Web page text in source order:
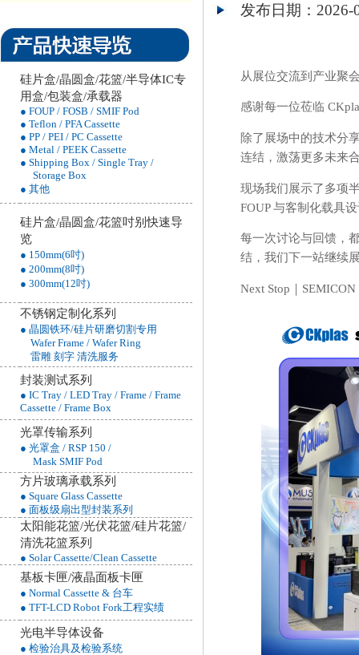
发布日期：2026-
从展位交流到产业聚
感谢每一位莅临
除了展场中的技术分
连结，激荡更多未来
现场我们展示了多项
FOUP 与客制化载具
每一次讨论与回馈，
结，我们下一站继续
Next Stop｜
硅片盒/晶圆盒/花篮/半导体IC专
用盒/包装盒/承载器
● FOUP / FOSB / SMIF Pod
● Teflon / PFA Cassette
● PP / PEI / PC Cassette
● Metal / PEEK Cassette
● Shipping Box / Single Tray /
Storage Box
● 其他
硅片盒/晶圆盒/花篮吋别快速导
览
● 150mm(6吋)
● 200mm(8吋)
● 300mm(12吋)
不锈钢定制化系列
● 晶圆铁环/硅片研磨切割专用
Wafer Frame / Wafer Ring
雷雕 刻字 清洗服务
封装测试系列
● IC Tray / LED Tray / Frame / Frame
Cassette / Frame Box
光罩传输系列
● 光罩盒 / RSP 150 /
Mask SMIF Pod
方片玻璃承载系列
● Square Glass Cassette
● 面板级扇出型封装系列
太阳能花篮/光伏花篮/硅片花篮/
清洗花篮系列
● Solar Cassette/Clean Cassette
基板卡匣/液晶面板卡匣
● Normal Cassette & 台车
● TFT-LCD Robot Fork工程实绩
光电半导体设备
● 检验治具及检验系统